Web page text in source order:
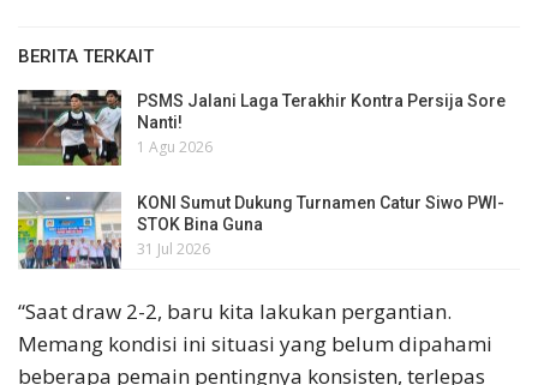
BERITA TERKAIT
PSMS Jalani Laga Terakhir Kontra Persija Sore
Nanti!
1 Agu 2026
KONI Sumut Dukung Turnamen Catur Siwo PWI-
STOK Bina Guna
31 Jul 2026
“Saat draw 2-2, baru kita lakukan pergantian.
Memang kondisi ini situasi yang belum dipahami
beberapa pemain pentingnya konsisten, terlepas